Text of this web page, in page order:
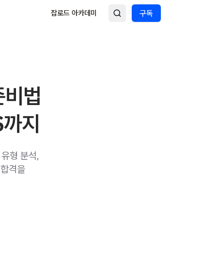
잡로드 아카데미 구독
법
지
형 분석,
격을